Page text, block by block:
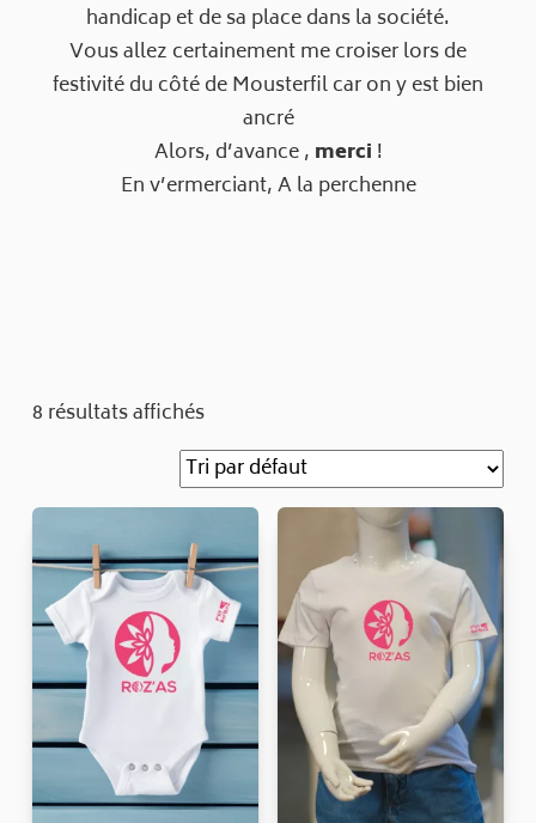
handicap et de sa place dans la société.
Vous allez certainement me croiser lors de
festivité du côté de Mousterfil car on y est bien
ancré
Alors, d’avance , merci !
En v’ermerciant, A la perchenne
8 résultats affichés